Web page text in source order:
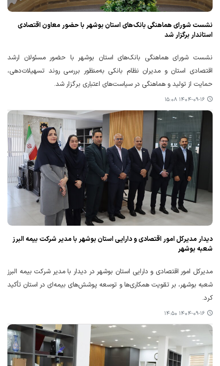
نشست شورای هماهنگی بانک‌های استان بوشهر با حضور معاون اقتصادی
استاندار برگزار شد
نشست شورای هماهنگی بانک‌های استان بوشهر با حضور مسئولان ارشد
اقتصادی استان و مدیران نظام بانکی به‌منظور بررسی روند تسهیلات‌دهی،
حمایت از تولید و هماهنگی در سیاست‌های اعتباری برگزار شد.
۱۴۰۴-۰۹-۱۶ ۱۵:۰۸
دیدار مدیرکل امور اقتصادی و دارایی استان بوشهر با مدیر شرکت بیمه البرز
شعبه بوشهر
مدیرکل امور اقتصادی و دارایی استان بوشهر در دیدار با مدیر شرکت بیمه البرز
شعبه بوشهر، بر تقویت همکاری‌ها و توسعه پوشش‌های بیمه‌ای در استان تأکید
کرد.
۱۴۰۴-۰۹-۱۶ ۱۴:۵۰